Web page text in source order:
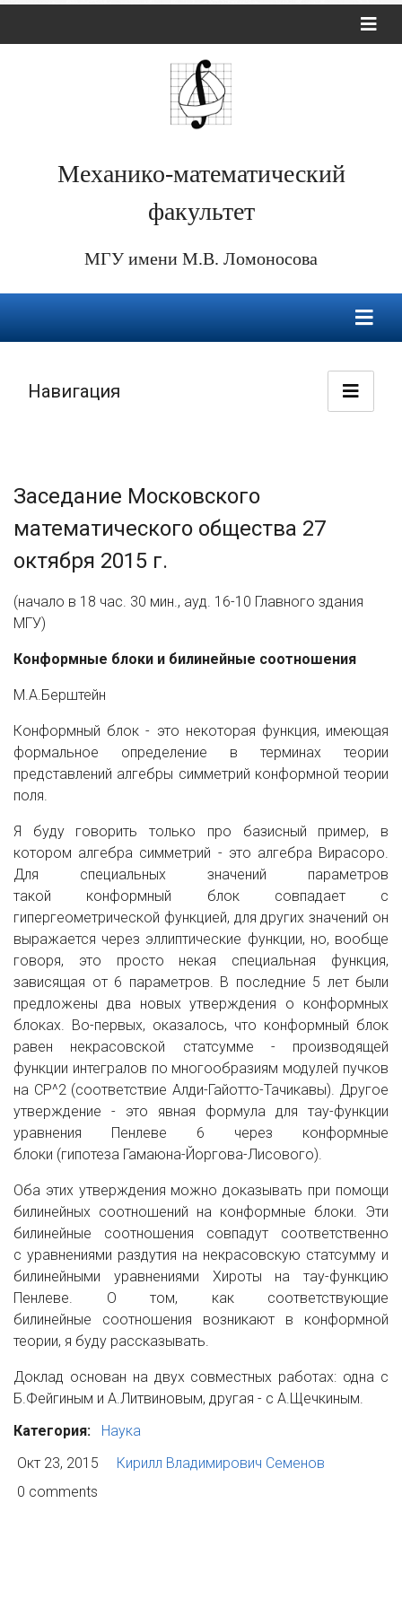
Механико-математический
факультет
МГУ имени М.В. Ломоносова
Навигация
Заседание Московского
математического общества 27
октября 2015 г.
(начало в 18 час. 30 мин., ауд. 16-10 Главного здания
МГУ)
Конформные блоки и билинейные соотношения
М.А.Берштейн
Конформный блок - это некоторая функция, имеющая
формальное определение в терминах теории
представлений алгебры симметрий конформной теории
поля.
Я буду говорить только про базисный пример, в
котором алгебра симметрий - это алгебра Вирасоро.
Для специальных значений параметров
такой конформный блок совпадает с
гипергеометрической функцией, для других значений он
выражается через эллиптические функции, но, вообще
говоря, это просто некая специальная функция,
зависящая от 6 параметров. В последние 5 лет были
предложены два новых утверждения о конформных
блоках. Во-первых, оказалось, что конформный блок
равен некрасовской статсумме - производящей
функции интегралов по многообразиям модулей пучков
на CP^2 (соответствие Алди-Гайотто-Тачикавы). Другое
утверждение - это явная формула для тау-функции
уравнения Пенлеве 6 через конформные
блоки (гипотеза Гамаюна-Йоргова-Лисового).
Оба этих утверждения можно доказывать при помощи
билинейных соотношений на конформные блоки. Эти
билинейные соотношения совпадут соответственно
с уравнениями раздутия на некрасовскую статсумму и
билинейными уравнениями Хироты на тау-функцию
Пенлеве. О том, как соответствующие
билинейные соотношения возникают в конформной
теории, я буду рассказывать.
Доклад основан на двух совместных работах: одна с
Б.Фейгиным и А.Литвиновым, другая - с А.Щечкиным.
Категория:
Наука
Окт 23, 2015
Кирилл Владимирович Семенов
0 comments